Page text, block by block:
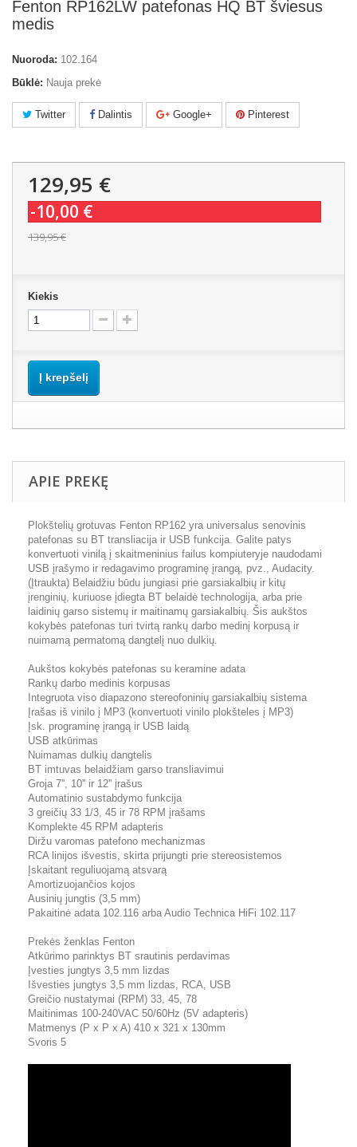
Fenton RP162LW patefonas HQ BT šviesus
medis
Nuoroda: 102.164
Būklė: Nauja prekė
Twitter Dalintis Google+ Pinterest
129,95 €
-10,00 €
139,95 €
Kiekis
Į krepšelį
APIE PREKĘ
Plokštelių grotuvas Fenton RP162 yra universalus senovinis
patefonas su BT transliacija ir USB funkcija. Galite patys
konvertuoti vinilą į skaitmeninius failus kompiuteryje naudodami
USB įrašymo ir redagavimo programinę įrangą, pvz., Audacity.
(Įtraukta) Belaidžiu būdu jungiasi prie garsiakalbių ir kitų
įrenginių, kuriuose įdiegta BT belaidė technologija, arba prie
laidinių garso sistemų ir maitinamų garsiakalbių. Šis aukštos
kokybės patefonas turi tvirtą rankų darbo medinį korpusą ir
nuimamą permatomą dangtelį nuo dulkių.
Aukštos kokybės patefonas su keramine adata
Rankų darbo medinis korpusas
Integruota viso diapazono stereofoninių garsiakalbių sistema
Įrašas iš vinilo į MP3 (konvertuoti vinilo plokšteles į MP3)
Įsk. programinę įrangą ir USB laidą
USB atkūrimas
Nuimamas dulkių dangtelis
BT imtuvas belaidžiam garso transliavimui
Groja 7'', 10'' ir 12'' įrašus
Automatinio sustabdymo funkcija
3 greičių 33 1/3, 45 ir 78 RPM įrašams
Komplekte 45 RPM adapteris
Diržu varomas patefono mechanizmas
RCA linijos išvestis, skirta prijungti prie stereosistemos
Įskaitant reguliuojamą atsvarą
Amortizuojančios kojos
Ausinių jungtis (3,5 mm)
Pakaitinė adata 102.116 arba Audio Technica HiFi 102.117
Prekės ženklas Fenton
Atkūrimo parinktys BT srautinis perdavimas
Įvesties jungtys 3,5 mm lizdas
Išvesties jungtys 3,5 mm lizdas, RCA, USB
Greičio nustatymai (RPM) 33, 45, 78
Maitinimas 100-240VAC 50/60Hz (5V adapteris)
Matmenys (P x P x A) 410 x 321 x 130mm
Svoris 5